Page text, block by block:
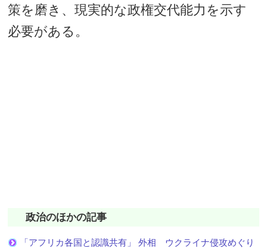
策を磨き、現実的な政権交代能力を示す
必要がある。
政治のほかの記事
「アフリカ各国と認識共有」 外相 ウクライナ侵攻めぐり